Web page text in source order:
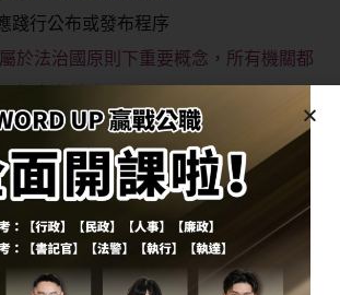
踐行公布或發布程序
於法治國原則下重要概念，所有機關都
向立法院提出法律案、預算案提
下列何者錯誤？
院可提出
律案、戒嚴案、條約案等